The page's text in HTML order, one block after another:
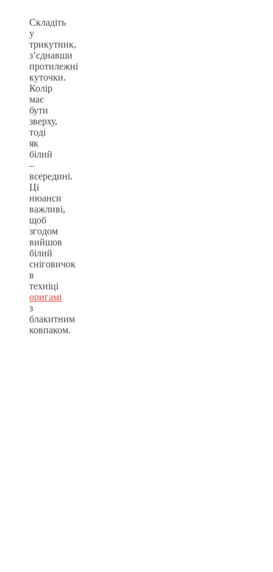
Складіть
у
трикутник,
з’єднавши
протилежні
куточки.
Колір
має
бути
зверху,
тоді
як
білий
–
всередині.
Ці
нюанси
важливі,
щоб
згодом
вийшов
білий
сніговичок
в
техніці
оригамі
з
блакитним
ковпаком.